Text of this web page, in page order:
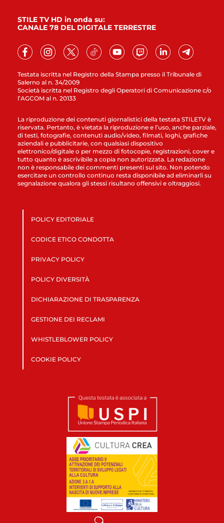
Testata iscritta nel Registro della Stampa presso il Tribunale di
Salerno al n. 34/2009
Società iscritta nel Registro degli Operatori di Comunicazione c/o
l’AGCOM al n. 20133
STILE TV HD in onda su:
CANALE 78 DEL DIGITALE TERRESTRE
La riproduzione dei contenuti giornalistici della testata STILETV è
riservata. Pertanto, è vietata la riproduzione e l’uso, anche parziale,
di testi, fotografie, contenuti audio/video, filmati, loghi, grafiche
aziendali e pubblicitarie, con qualsiasi dispositivo
elettronico/digitale o per mezzo di fotocopie, registrazioni, cover e
tutto quanto è ascrivibile a copia non autorizzata. La redazione
non è responsabile dei commenti presenti sul sito. Non potendo
esercitare un controllo continuo resta disponibile ad eliminarli su
segnalazione qualora gli stessi risultano offensivi e oltraggiosi.
POLICY EDITORIALE
CODICE ETICO CONDOTTA
PRIVACY POLICY
POLICY DIVERSITÀ
DICHIARAZIONE DI TRASPARENZA
GESTIONE DEI RECLAMI
WHISTLEBLOWER POLICY
COOKIE POLICY